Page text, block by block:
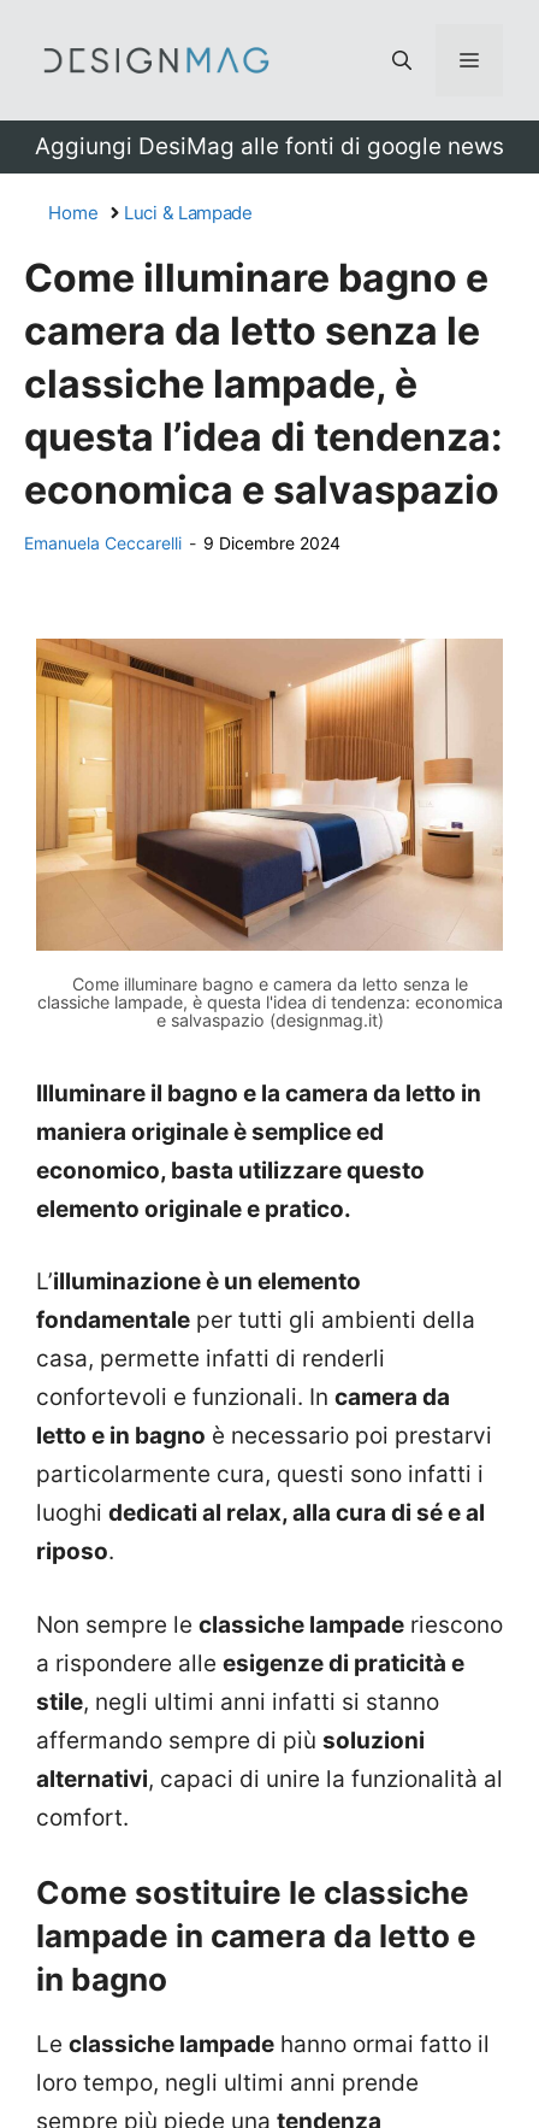
Menu
Aggiungi DesiMag alle fonti di google news
Home Luci & Lampade
Come illuminare bagno e
camera da letto senza le
classiche lampade, è
questa l’idea di tendenza:
economica e salvaspazio
Emanuela Ceccarelli - 9 Dicembre 2024
Come illuminare bagno e camera da letto senza le
classiche lampade, è questa l'idea di tendenza: economica
e salvaspazio (designmag.it)
Illuminare il bagno e la camera da letto in
maniera originale è semplice ed
economico, basta utilizzare questo
elemento originale e pratico.
L’illuminazione è un elemento
fondamentale per tutti gli ambienti della
casa, permette infatti di renderli
confortevoli e funzionali. In camera da
letto e in bagno è necessario poi prestarvi
particolarmente cura, questi sono infatti i
luoghi dedicati al relax, alla cura di sé e al
riposo.
Non sempre le classiche lampade riescono
a rispondere alle esigenze di praticità e
stile, negli ultimi anni infatti si stanno
affermando sempre di più soluzioni
alternativi, capaci di unire la funzionalità al
comfort.
Come sostituire le classiche
lampade in camera da letto e
in bagno
Le classiche lampade hanno ormai fatto il
loro tempo, negli ultimi anni prende
sempre più piede una tendenza